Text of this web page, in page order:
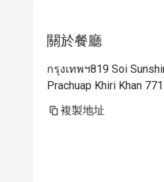
關於餐廳
กรุงเทพฯ819 Soi
Prachuap Khiri Khan
複製地址